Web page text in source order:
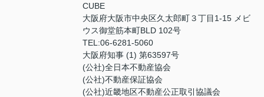
CUBE
大阪府大阪市中央区久太郎町３丁目1-15 メビ
ウス御堂筋本町BLD 102号
TEL:06-6281-5060
大阪府知事 (1) 第63597号
(公社)全日本不動産協会
(公社)不動産保証協会
(公社)近畿地区不動産公正取引協議会